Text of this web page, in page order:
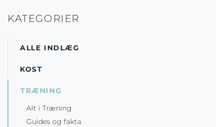
KATEGORIER
ALLE INDLÆG
KOST
TRÆNING
Alt i Træning
Guides og fakta